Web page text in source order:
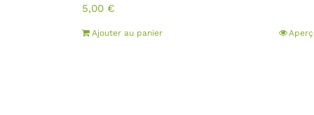
5,00 €
Ajouter au panier